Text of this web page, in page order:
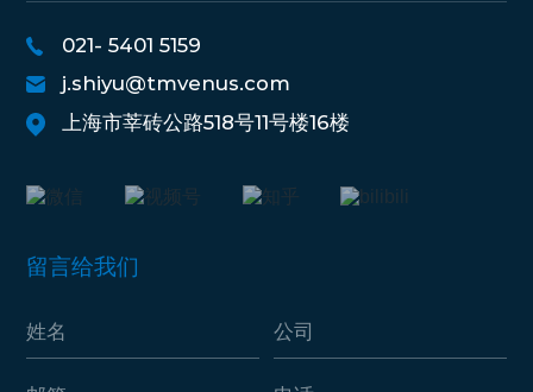
021- 5401 5159
j.shiyu@tmvenus.com
上海市莘砖公路518号11号楼16楼
留言给我们